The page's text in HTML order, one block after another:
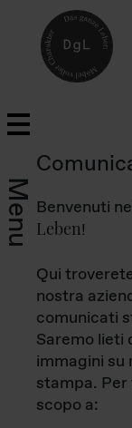
Menu Benvenuti
Leben!
Qui
nostra
comunicati
Saremo lieti
immagini su
stampa.
scopo a: